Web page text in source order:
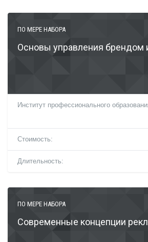
ПО МЕРЕ НАБОРА
Основы управления брендом
Институт профессионального
Стоимость:
Длительность:
ПО МЕРЕ НАБОРА
Современные концепции